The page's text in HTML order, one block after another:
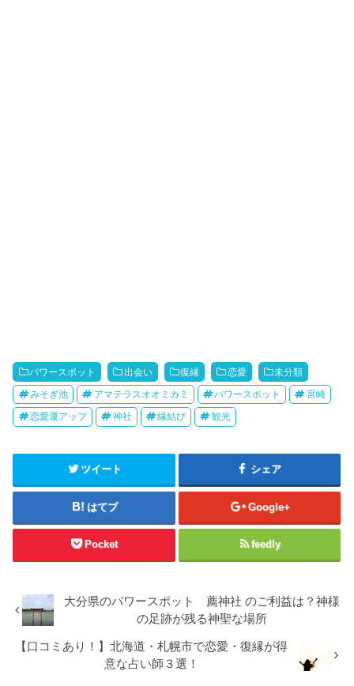
パワースポット 出会い 復縁 恋愛 未分類
みそぎ池 アマテラスオオミカミ パワースポット 宮崎
恋愛運アップ 神社 縁結び 観光
ツイート シェア
はてブ Google+
Pocket feedly
大分県のパワースポット 薦神社 のご利益は？神様
の足跡が残る神聖な場所
【口コミあり！】北海道・札幌市で恋愛・復縁が得
意な占い師３選！